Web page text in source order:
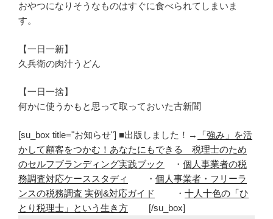
おやつになりそうなものはすぐに食べられてしまいま
す。
【一日一新】
久兵衛の肉汁うどん
【一日一捨】
何かに使うかもと思って取っておいた古新聞
[su_box title="お知らせ"] ■出版しました！→
「強み」を活
かして顧客をつかむ！あなたにもできる 税理士のため
のセルフブランディング実践ブック
・ 個人事業者の税
務調査対応ケーススタディ
・ 個人事業者・フリーラ
ンスの税務調査 実例&対応ガイド
・ 十人十色の「ひ
とり税理士」という生き方 [/su_box]